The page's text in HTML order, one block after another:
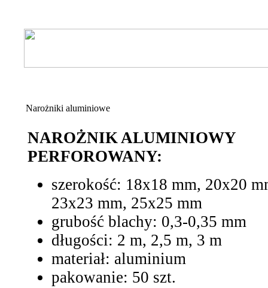
Narożniki aluminiowe
NAROŻNIK ALUMINIOWY
PERFOROWANY:
szerokość: 18x18 mm, 20x20
23x23 mm, 25x25 mm
grubość blachy: 0,3-0,35 mm
długości: 2 m, 2,5 m, 3 m
materiał: aluminium
pakowanie: 50 szt.